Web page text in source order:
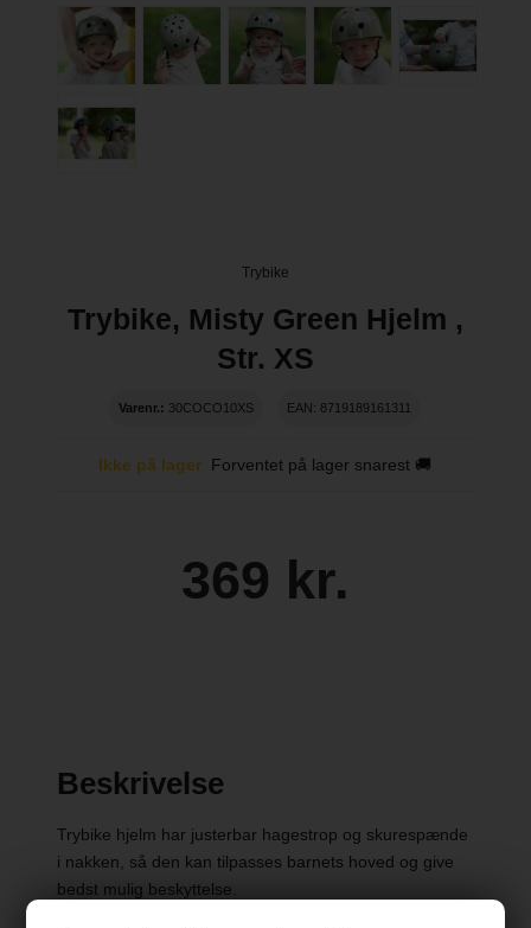
Trybike
Trybike, Misty Green Hjelm ,
Str. XS
Varenr.: 30COCO10XS EAN: 8719189161311
Ikke på lager Forventet på lager snarest 🚚
369 kr.
Beskrivelse
Trybike hjelm har justerbar hagestrop og skurespænde
i nakken, så den kan tilpasses barnets hoved og give
bedst mulig beskyttelse.